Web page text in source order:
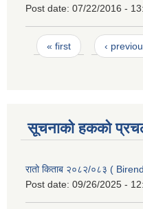
Post date: 07/22/2016 -
Pages
« first ‹
सूचनाको हकको
रातो किताब २०८२/०८३ (
Post date: 09/26/2025 -